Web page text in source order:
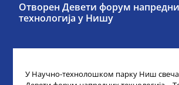
Отворен Девети форум
технологија у Нишу
У Научно-технолошком парку Ниш